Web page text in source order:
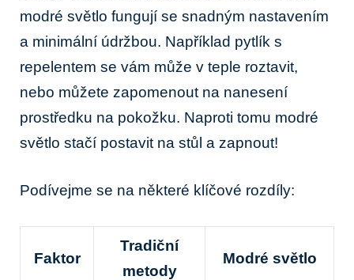
modré světlo fungují se snadným nastavením
a minimální údržbou. Například pytlík s
repelentem se vám může v teple roztavit,
nebo můžete zapomenout na nanesení
prostředku na pokožku. Naproti tomu modré
světlo stačí postavit na stůl a zapnout!
Podívejme se na některé klíčové rozdíly:
Faktor
Tradiční
metody
Modré světlo